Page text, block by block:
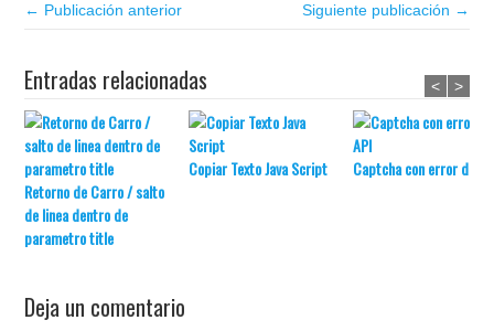
← Publicación anterior Siguiente publicación →
Entradas relacionadas
Retorno de Carro / salto
de linea dentro de
parametro title
Copiar Texto Java Script Captcha con error de
< >
Deja un comentario